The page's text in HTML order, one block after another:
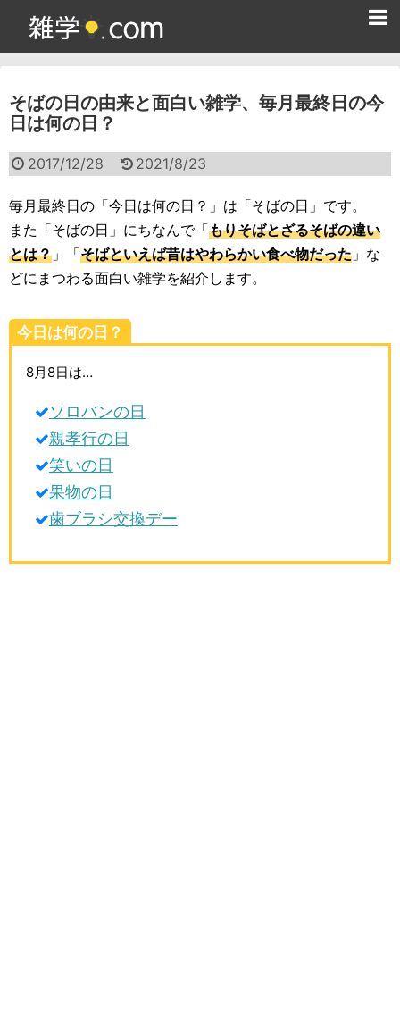
そばの日の由来と面白い雑学、毎月最終日の今
日は何の日？
2017/12/28 2021/8/23
毎月最終日の「今日は何の日？」は「そばの日」です。
また「そばの日」にちなんで「もりそばとざるそばの違い
とは？ 」「そばといえば昔はやわらかい食べ物だった 」な
どにまつわる面白い雑学を紹介します。
今日は何の日？
8月8日は…
ソロバンの日
親孝行の日
笑いの日
果物の日
歯ブラシ交換デー
雑学クイズ問題集
面白い雑学
ためになる雑学
スポーツ雑学
動物雑学
歴史雑学
生活雑学
サイト情報